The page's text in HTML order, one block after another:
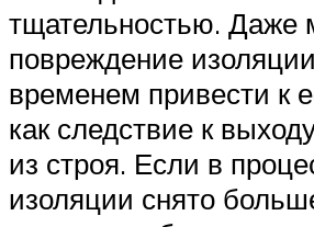
тщательностью. Даже
повреждение
временем привести к
как следствие к
из строя. Если в
изоляции снято